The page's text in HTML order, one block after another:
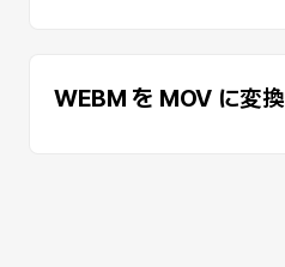
WEBM を MOV に変換